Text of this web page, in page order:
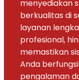
menyediakan
berkualitas di
layanan
profesional,
memastikan
Anda
pengalaman